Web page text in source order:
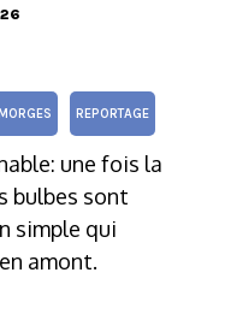
REPORTAGE
une fois la
bulbes sont
simple qui
amont.